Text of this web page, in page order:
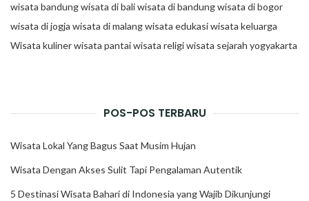
wisata bandungwisata di baliwisata di bandungwisata di bogor
wisata di jogja wisata di malangwisata edukasiwisata keluarga
Wisata kulinerwisata pantaiwisata religiwisata sejarah yogyakarta
POS-POS TERBARU
Wisata Lokal Yang Bagus Saat Musim Hujan
Wisata Dengan Akses Sulit Tapi Pengalaman Autentik
5 Destinasi Wisata Bahari di Indonesia yang Wajib Dikunjungi